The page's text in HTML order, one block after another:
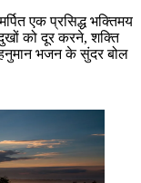
एक प्रसिद्ध भक्तिमय
को दूर करने, शक्ति
भजन के सुंदर बोल